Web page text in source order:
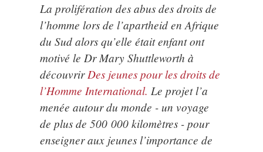
La prolifération des abus des droits de
l’homme lors de l’apartheid en Afrique
du Sud alors qu’elle était enfant ont
motivé le Dr Mary Shuttleworth à
découvrirDes jeunes pour les droits de
l’Homme International. Le projet l’a
menée autour du monde - un voyage
de plus de 500 000 kilomètres - pour
enseigner aux jeunes l’importance de